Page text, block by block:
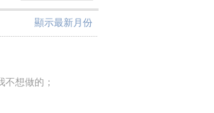
顯示最新月份
想做的；